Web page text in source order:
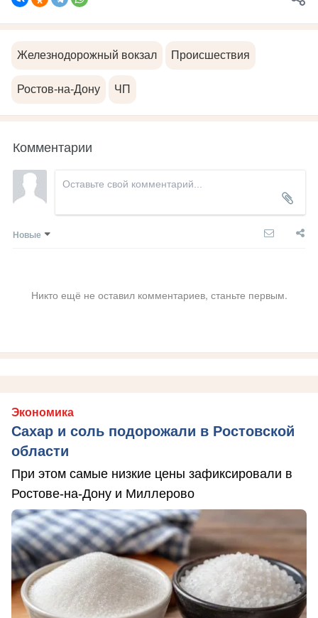
Железнодорожный вокзал Происшествия
Ростов-на-Дону ЧП
Комментарии
Новые
Никто ещё не оставил комментариев, станьте первым.
Экономика
Сахар и соль подорожали в Ростовской
области
При этом самые низкие цены зафиксировали в
Ростове-на-Дону и Миллерово